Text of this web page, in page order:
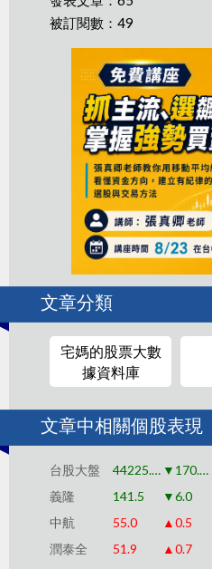
被訂閱數：49
文章分類
宅媽的股票大數
據資料庫
文章中相關個股表現
台股大盤 44225.91 ▼170.79
義隆 141.5 ▼6.0
中航 55.0 ▲0.5
潤泰全 51.9 ▲0.7